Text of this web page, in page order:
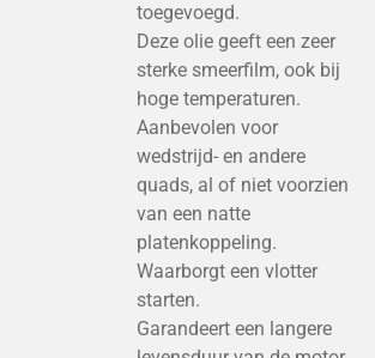
toegevoegd.
Deze olie geeft een zeer
sterke smeerfilm, ook bij
hoge temperaturen.
Aanbevolen voor
wedstrijd- en andere
quads, al of niet voorzien
van een natte
platenkoppeling.
Waarborgt een vlotter
starten.
Garandeert een langere